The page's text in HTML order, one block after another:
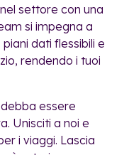
settore con una
si impegna a
dati flessibili e
rendendo i tuoi
essere
Unisciti a noi e
i viaggi. Lascia